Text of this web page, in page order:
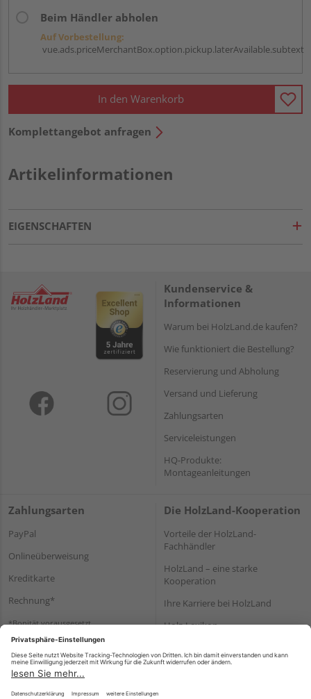
Beim Händler abholen
Auf Vorbestellung:
vue.ads.priceMerchantBox.option.pickup.laterAvailable.subtext
In den Warenkorb
Komplettangebot anfragen
Artikelinformationen
EIGENSCHAFTEN
Kundenservice &
Informationen
Warum bei HolzLand.de kaufen?
Wie funktioniert die Bestellung?
Reservierung und Abholung
Versand und Lieferung
Zahlungsarten
Serviceleistungen
HQ-Produkte:
Montageanleitungen
Zahlungsarten
PayPal
Onlineüberweisung
Kreditkarte
Rechnung*
*Bonität vorausgesetzt
Die HolzLand-Kooperation
Vorteile der HolzLand-
Fachhändler
HolzLand – eine starke
Kooperation
Ihre Karriere bei HolzLand
Holz-Lexikon